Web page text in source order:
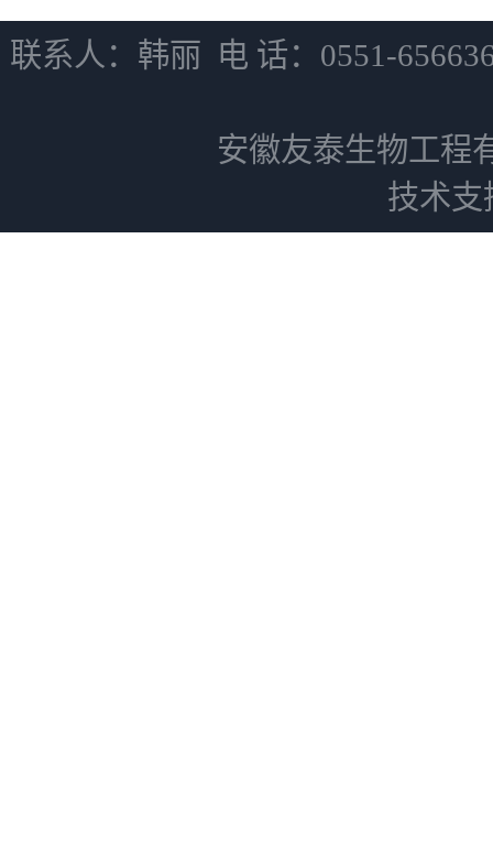
联系人：韩丽 电 话：0551-
安徽友泰生物工程
技术